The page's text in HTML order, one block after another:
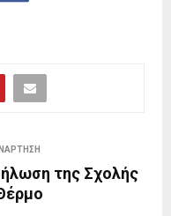
της Σχολής